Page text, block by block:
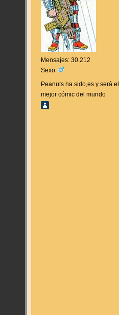
Mensajes: 30.212
Sexo:
Peanuts ha sido,es y será el
mejor cómic del mundo